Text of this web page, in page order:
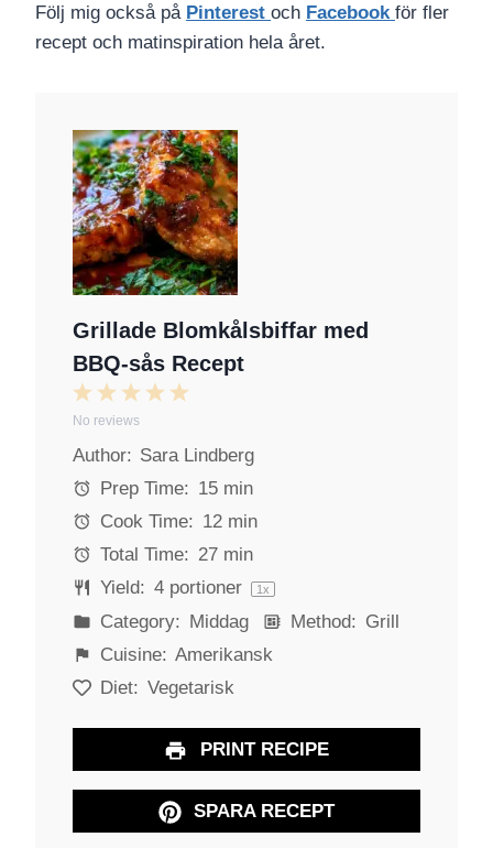
Följ mig också på Pinterest och Facebook för fler
recept och matinspiration hela året.
Grillade Blomkålsbiffar med
BBQ-sås Recept
5
t
r
4
t
a
r
s
3
t
a
r
s
2
S
t
a
r
s
1
S
t
a
No reviews
Author: Sara Lindberg
Prep Time: 15 min
Cook Time: 12 min
Total Time: 27 min
Yield: 4portioner 1x
Category: Middag Method: Grill
Cuisine: Amerikansk
Diet: Vegetarisk
PRINT RECIPE
SPARA RECEPT